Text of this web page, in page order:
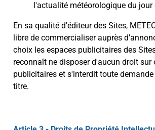
l'actualité météorologique du jour
En sa qualité d'éditeur des Sites,
libre de commercialiser auprès
choix les espaces publicitaires des
reconnaît ne disposer d'aucun droit sur
publicitaires et s'interdit toute
titre.